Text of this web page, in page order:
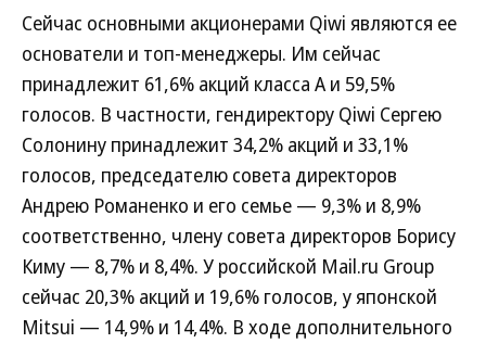
Сейчас основными акционерами Qiwi являются ее
основатели и топ-менеджеры. Им сейчас
принадлежит 61,6% акций класса А и 59,5%
голосов. В частности, гендиректору Qiwi Сергею
Солонину принадлежит 34,2% акций и 33,1%
голосов, председателю совета директоров
Андрею Романенко и его семье — 9,3% и 8,9%
соответственно, члену совета директоров Борису
Киму — 8,7% и 8,4%. У российской Mail.ru Group
сейчас 20,3% акций и 19,6% голосов, у японской
Mitsui — 14,9% и 14,4%. В ходе дополнительного